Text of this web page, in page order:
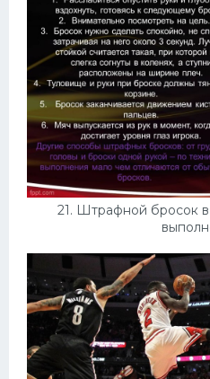
21. Штрафной бросок